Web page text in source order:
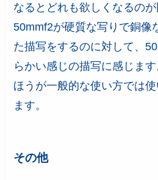
なるとどれも欲しくなるのが
50mmf2が硬質な写りで銅像
た描写をするのに対して、
らかい感じの描写に感じま
ほうが一般的な使い方では
ます。
その他